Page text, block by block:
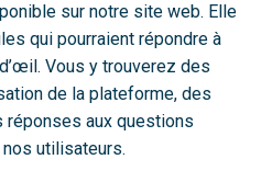
sur notre site web. Elle
qui pourraient répondre à
Vous y trouverez des
de la plateforme, des
aux questions
utilisateurs.